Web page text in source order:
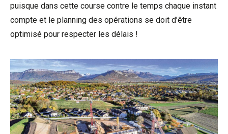
puisque dans cette course contre le temps chaque instant
compte et le planning des opérations se doit d’être
optimisé pour respecter les délais !